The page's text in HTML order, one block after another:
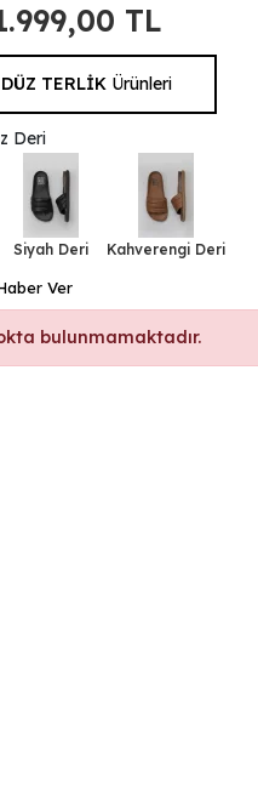
TL
DÜZ TERLİK Ürünleri
Deri
Siyah Deri Kahverengi Deri
Ver
bulunmamaktadır.